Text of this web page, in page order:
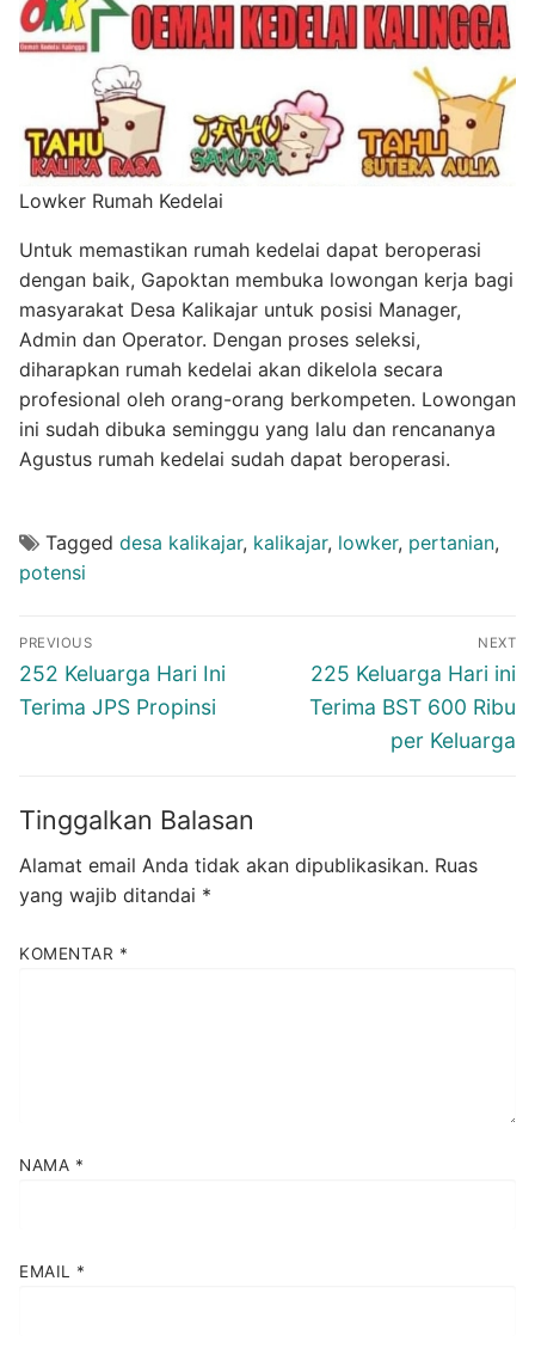
Lowker Rumah Kedelai
Untuk memastikan rumah kedelai dapat beroperasi
dengan baik, Gapoktan membuka lowongan kerja bagi
masyarakat Desa Kalikajar untuk posisi Manager,
Admin dan Operator. Dengan proses seleksi,
diharapkan rumah kedelai akan dikelola secara
profesional oleh orang-orang berkompeten. Lowongan
ini sudah dibuka seminggu yang lalu dan rencananya
Agustus rumah kedelai sudah dapat beroperasi.
Tagged desa kalikajar, kalikajar, lowker, pertanian,
potensi
Navigasi
pos
PREVIOUS
Previous
post:
252 Keluarga Hari Ini
Terima JPS Propinsi
NEXT
Next
post:
225 Keluarga Hari ini
Terima BST 600 Ribu
per Keluarga
Tinggalkan Balasan
Alamat email Anda tidak akan dipublikasikan. Ruas
yang wajib ditandai *
KOMENTAR *
NAMA *
EMAIL *